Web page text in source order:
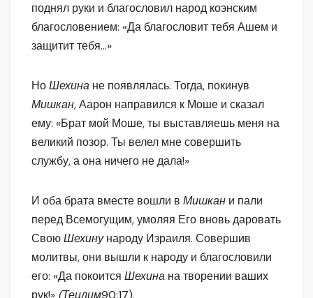
поднял руки и благословил народ коэнским
благословением: «Да благословит тебя Ашем и
защитит тебя…»
НоШехина не появлялась. Тогда, покинув
Мишкан,Аарон направился к Моше и сказал
ему: «Брат мой Моше, ты выставляешь меня на
великий позор. Ты велел мне совершить
службу, а она ничего не дала!»
И оба брата вместе вошли в Мишкан и пали
перед Всемогущим, умоляя Его вновь даровать
СвоюШехинународу Израиля. Совершив
молитвы, они вышли к народу и благословили
его: «Да покоится Шехина на творении ваших
рук!» (Теилим90:17).